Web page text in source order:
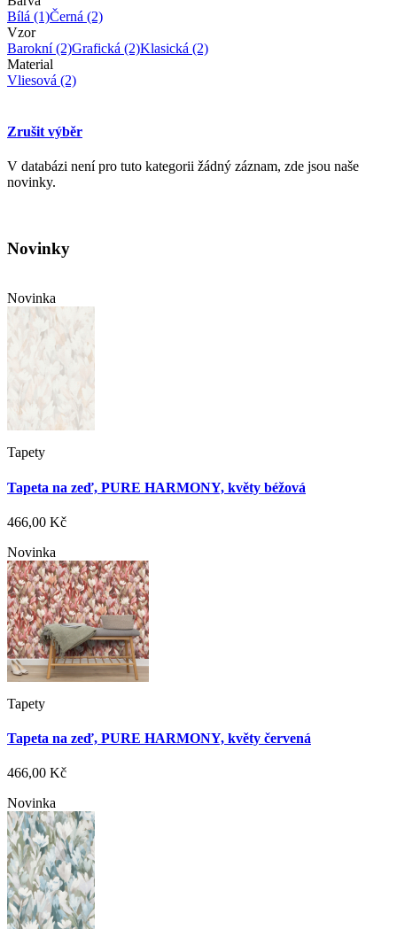
Bílá (1)Černá (2)
Vzor
Barokní(2)Grafická (2)Klasická (2)
Material
Vliesová (2)
Zrušit výběr
V databázi není pro tuto kategorii žádný záznam, zde jsou naše
novinky.
Novinky
Novinka
Tapety
Tapeta na zeď, PURE HARMONY, květy béžová
466,00 Kč
Novinka
Tapety
Tapeta na zeď, PURE HARMONY, květy červená
466,00 Kč
Novinka